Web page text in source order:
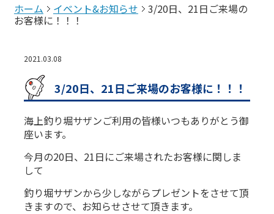
ホーム イベント&お知らせ 3/20日、21日ご来場の
お客様に！！！
2021.03.08
3/20日、21日ご来場のお客様に！！！
海上釣り堀サザンご利用の皆様いつもありがとう御
座います。
今月の20日、21日にご来場されたお客様に関しま
して
釣り堀サザンから少しながらプレゼントをさせて頂
きますので、お知らせさせて頂きます。